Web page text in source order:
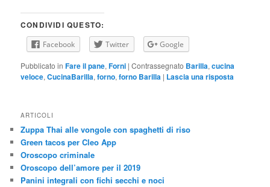
CONDIVIDI QUESTO:
Facebook Twitter Google
Pubblicato in Fare il pane,Forni |Contrassegnato Barilla,cucina
veloce,CucinaBarilla,forno,forno Barilla | Lascia una risposta
ARTICOLI
Zuppa Thai alle vongole con spaghetti di riso
Green tacos per Cleo App
Oroscopo criminale
Oroscopo dell’amore per il 2019
Panini integrali con fichi secchi e noci